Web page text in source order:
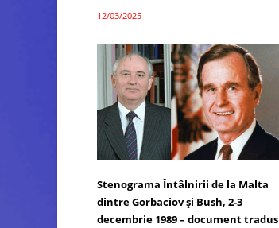
12/03/2025
Stenograma Întâlnirii de la Malta
dintre Gorbaciov și Bush, 2-3
decembrie 1989 – document tradus